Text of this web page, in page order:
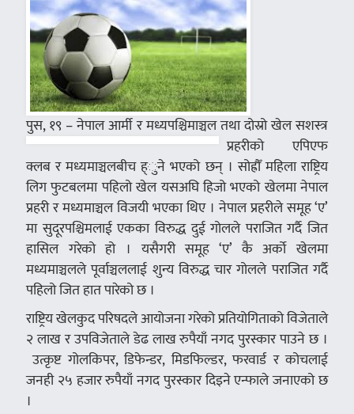
पुस, १९ – नेपाल आर्मीर मध्यपश्चिमाञ्चल तथा दोस्रो खेल सशस्त्र
प्रहरीको एपिएफ
क्लब र मध्यमाञ्चलबीच ह्ुने भएको छन् । सोह्रौँ महिला राष्ट्रिय
लिग फुटबलमा पहिलो खेल यसअघि हिजो भएको खेलमा नेपाल
प्रहरी र मध्यमाञ्चल विजयी भएका थिए । नेपाल प्रहरीले समूह ‘ए’
मा सुदूरपश्चिमलाई एकका विरुद्ध दुई गोलले पराजित गर्दै जित
हासिल गरेको हो । यसैगरी समूह ‘ए’ कै अर्को खेलमा
मध्यमाञ्चलले पूर्वाञ्चललाई शुन्य विरुद्ध चार गोलले पराजित गर्दै
पहिलो जित हात पारेको छ ।
राष्ट्रिय खेलकुद परिषदले आयोजना गरेको प्रतियोगिताको विजेताले
२ लाख र उपविजेताले डेढ लाख रुपैयाँ नगद पुरस्कार पाउने छ ।
उत्कृष्ट गोलकिपर, डिफेन्डर, मिडफिल्डर, फरवार्ड र कोचलाई
जनही २५ हजार रुपैयाँ नगद पुरस्कार दिइने एन्फाले जनाएको छ
।